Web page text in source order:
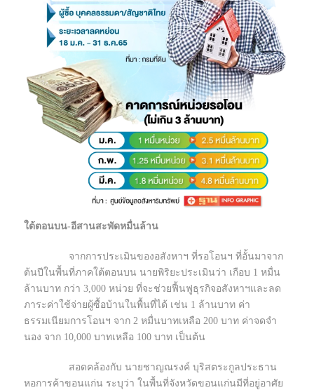
ใต้ตอนบน-อีสานสะพัดหมื่นล้าน
จากการประเมินของอสังหาฯ ที่รอโอนฯ ที่อั้นมาจาก
ต้นปีในพื้นที่ภาคใต้ตอนบน นายพิริยะประเมินว่า เกือบ 1 หมื่น
ล้านบาท กว่า 3,000 หน่วย ที่จะช่วยฟื้นฟูธุรกิจอสังหาฯและลด
ภาระค่าใช้จ่ายผู้ซื้อบ้านในพื้นที่ได้ เช่น 1 ล้านบาท ค่า
ธรรมเนียมการโอนฯ จาก 2 หมื่นบาทเหลือ 200 บาท ค่าจดจำ
นอง จาก 10,000 บาทเหลือ 100 บาท เป็นต้น
สอดคล้องกับ นายชาญณรงค์ บุริสตระกูลประธาน
หอการค้าขอนแก่น ระบุว่า ในพื้นที่จังหวัดขอนแก่นมีที่อยู่อาศัย